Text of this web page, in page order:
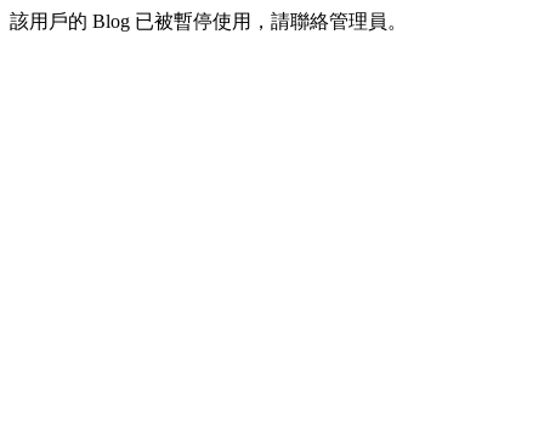
該用戶的 Blog 已被暫停使用，請聯絡管理員。